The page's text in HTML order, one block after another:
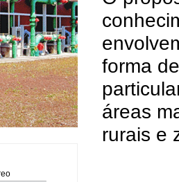
forma
áreas
rurais e